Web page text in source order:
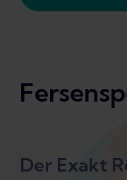
Der Exakt